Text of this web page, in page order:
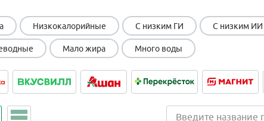
Низкокалорийные С низким ГИ С низким ИИ
Мало жира Много воды